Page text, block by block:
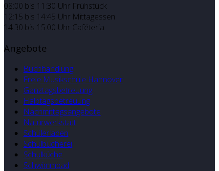
08:00 bis 11:30 Uhr Frühstück
12:15 bis 14:45 Uhr Mittagessen
14.30 bis 15.00 Uhr Caféteria
Angebote
Buchhandlung
Freie Musikschule Hannover
Ganztagsbetreuung
Halbtagsbetreuung
Nachmittagsangebote
Naturwerkstatt
Schülerladen
Schulbücherei
Schulküche
Schwimmbad